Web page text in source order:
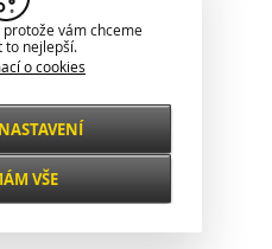
zobrazení
protože vám chceme
to nejlepší.
o cookies
VŠE